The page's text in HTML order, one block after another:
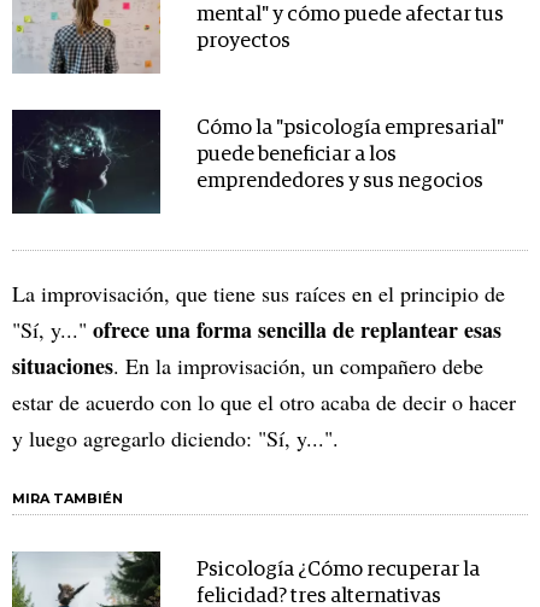
mental" y cómo puede afectar tus
proyectos
Cómo la "psicología empresarial"
puede beneficiar a los
emprendedores y sus negocios
La improvisación, que tiene sus raíces en el principio de
"Sí, y..." ofrece una forma sencilla de replantear esas
situaciones. En la improvisación, un compañero debe
estar de acuerdo con lo que el otro acaba de decir o hacer
y luego agregarlo diciendo: "Sí, y...".
MIRA TAMBIÉN
Psicología ¿Cómo recuperar la
felicidad? tres alternativas